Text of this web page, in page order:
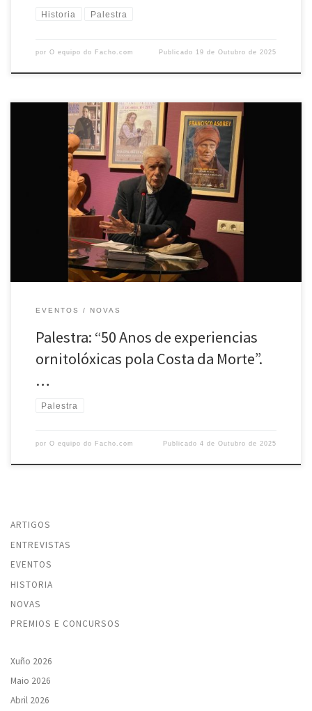
Historia Palestra
por O equipo do Facho.com Publicado 19 de Outubro de 2025
O 30 de setembro tivemos a sorte de escoitar en Portas Ártabras a José
Luis Rabuñal. Dende o primeiro minuto decatámonos de que non só
falaba un apaixonado da ornitoloxía, senón tamén dunha persoa
fondamente sensible coa defensa da natureza. Aínda que a súa
profesión foi o dereito, a relación […]
EVENTOS NOVAS
Palestra: “50 Anos de experiencias
ornitolóxicas pola Costa da Morte”.
…
Palestra
por O equipo do Facho.com Publicado4 de Outubro de 2025
ARTIGOS
ENTREVISTAS
EVENTOS
HISTORIA
NOVAS
PREMIOS E CONCURSOS
Xuño 2026
Maio 2026
Abril 2026